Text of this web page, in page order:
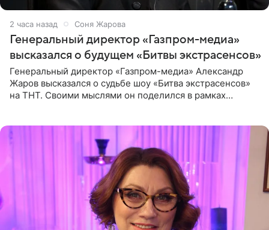
2 часа назад Соня Жарова
Генеральный директор «Газпром-медиа»
высказался о будущем «Битвы экстрасенсов»
Генеральный директор «Газпром-медиа» Александр
Жаров высказался о судьбе шоу «Битва экстрасенсов»
на ТНТ. Своими мыслями он поделился в рамках